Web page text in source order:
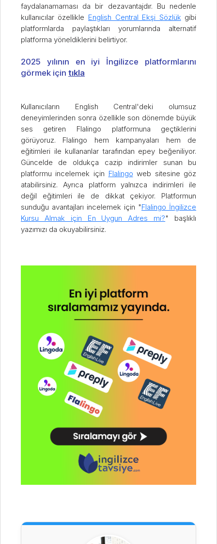
faydalanamaması da bir dezavantajdır. Bu nedenle
kullanıcılar özellikle English Central Ekşi Sözlük gibi
platformlarda paylaştıkları yorumlarında alternatif
platforma yöneldiklerini belirtiyor.
2025 yılının en iyi İngilizce platformlarını
görmek için tıkla
Kullanıcıların English Central'deki olumsuz
deneyimlerinden sonra özellikle son dönemde büyük
ses getiren Flalingo platformuna geçtiklerini
görüyoruz. Flalingo hem kampanyaları hem de
eğitimleri ile kullananlar tarafından epey beğeniliyor.
Güncelde de oldukça cazip indirimler sunan bu
platformu incelemek için Flalingo web sitesine göz
atabilirsiniz. Ayrıca platform yalnızca indirimleri ile
değil eğitimleri ile de dikkat çekiyor. Platformun
sunduğu avantajları incelemek için "Flalingo İngilizce
Kursu Almak için En Uygun Adres mi?" başlıklı
yazımızı da okuyabilirsiniz.